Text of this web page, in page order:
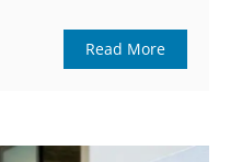
Read More